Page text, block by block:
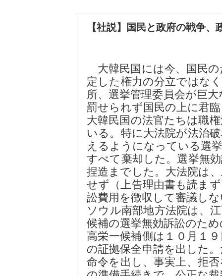
【社説】国民と政府の戦争
大韓民国には今、国民
定した権力の分立ではな
所、選挙管理委員会が巨
罰せられず国民の上に君
大韓民国の法官たちは職
いる。特に大法院が法治
えるようになっている選
すべて棄却した。選挙無
捏造までした。大法院は
せず（上告理由書も読ま
訟費用を徴収して審議し
ソウル南部地方法院は、
候補の選挙無効訴訟のた
高栄一候補側は１０月１
の証拠保全申請を出した
命令を出し、事実上、拒